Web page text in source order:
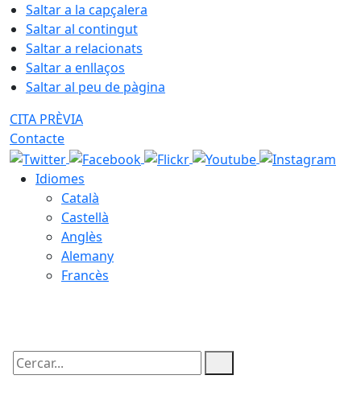
Saltar a la capçalera
Saltar al contingut
Saltar a relacionats
Saltar a enllaços
Saltar al peu de pàgina
CITA PRÈVIA
Contacte
Idiomes
Català
Castellà
Anglès
Alemany
Francès
Cercar: